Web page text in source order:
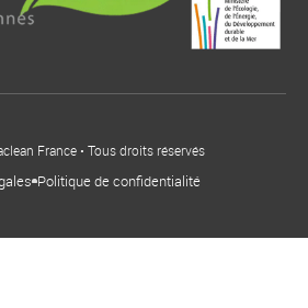
France • Tous droits réservés
Politique de confidentialité